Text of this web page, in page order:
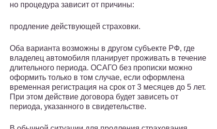
но процедура зависит от причины:
продление действующей страховки.
Оба варианта возможны в другом субъекте РФ, где
владелец автомобиля планирует проживать в течение
длительного периода. ОСАГО без прописки можно
оформить только в том случае, если оформлена
временная регистрация на срок от 3 месяцев до 5 лет.
При этом действие договора будет зависеть от
периода, указанного в свидетельстве.